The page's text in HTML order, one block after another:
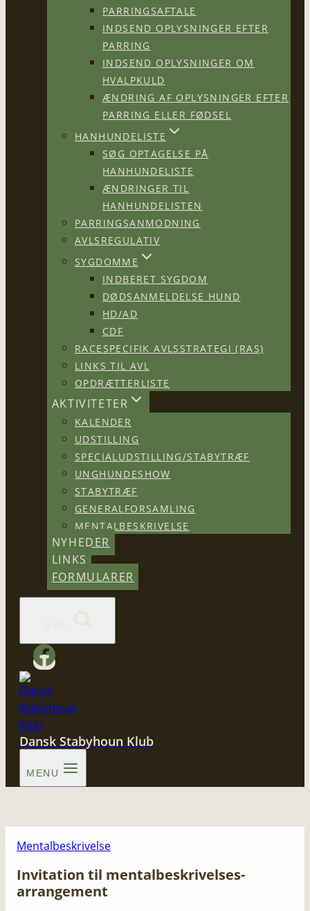
PARRINGSAFTALE
INDSEND OPLYSNINGER EFTER
PARRING
INDSEND OPLYSNINGER OM
HVALPKULD
ÆNDRING AF OPLYSNINGER EFTER
PARRING ELLER FØDSEL
HANHUNDELISTE
SØG OPTAGELSE PÅ
HANHUNDELISTE
ÆNDRINGER TIL
HANHUNDELISTEN
PARRINGSANMODNING
AVLSREGULATIV
SYGDOMME
INDBERET SYGDOM
DØDSANMELDELSE HUND
HD/AD
CDF
RACESPECIFIK AVLSSTRATEGI (RAS)
LINKS TIL AVL
OPDRÆTTERLISTE
AKTIVITETER
KALENDER
UDSTILLING
SPECIALUDSTILLING/STABYTRÆF
UNGHUNDESHOW
STABYTRÆF
GENERALFORSAMLING
MENTALBESKRIVELSE
NYHEDER
LINKS
FORMULARER
Dansk Stabyhoun Klub
MENU
Mentalbeskrivelse
Invitation til mentalbeskrivelses-
arrangement